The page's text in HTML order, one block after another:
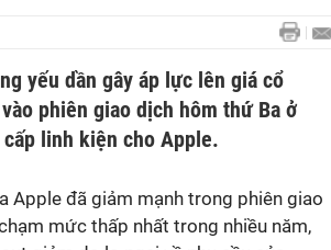
yếu dần gây áp lực lên giá cổ
phiên giao dịch hôm thứ Ba ở
linh kiện cho Apple.
Apple đã giảm mạnh trong phiên giao
mức thấp nhất trong nhiều năm,